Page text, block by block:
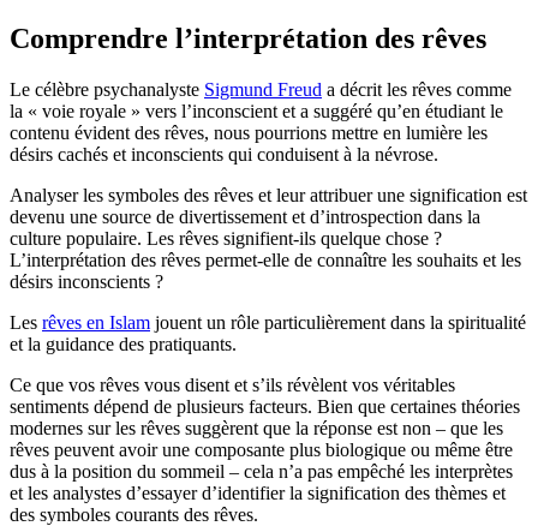
Comprendre l’interprétation des rêves
Le célèbre psychanalyste Sigmund Freud a décrit les rêves comme
la « voie royale » vers l’inconscient et a suggéré qu’en étudiant le
contenu évident des rêves, nous pourrions mettre en lumière les
désirs cachés et inconscients qui conduisent à la névrose.
Analyser les symboles des rêves et leur attribuer une signification est
devenu une source de divertissement et d’introspection dans la
culture populaire. Les rêves signifient-ils quelque chose ?
L’interprétation des rêves permet-elle de connaître les souhaits et les
désirs inconscients ?
Les rêves en Islam jouent un rôle particulièrement dans la spiritualité
et la guidance des pratiquants.
Ce que vos rêves vous disent et s’ils révèlent vos véritables
sentiments dépend de plusieurs facteurs. Bien que certaines théories
modernes sur les rêves suggèrent que la réponse est non – que les
rêves peuvent avoir une composante plus biologique ou même être
dus à la position du sommeil – cela n’a pas empêché les interprètes
et les analystes d’essayer d’identifier la signification des thèmes et
des symboles courants des rêves.